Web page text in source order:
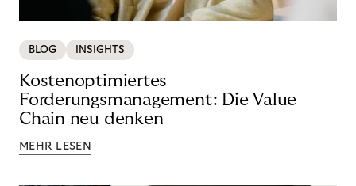
BLOG INSIGHTS
Kostenoptimiertes
Forderungsmanagement: Die Value
Chain neu denken
MEHR LESEN